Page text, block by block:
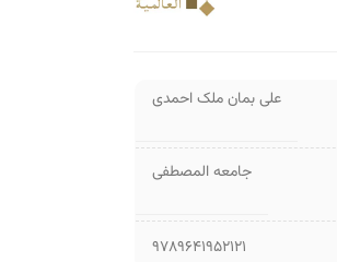
علی بمان ملک احمدی
جامعه المصطفی
9789641952121